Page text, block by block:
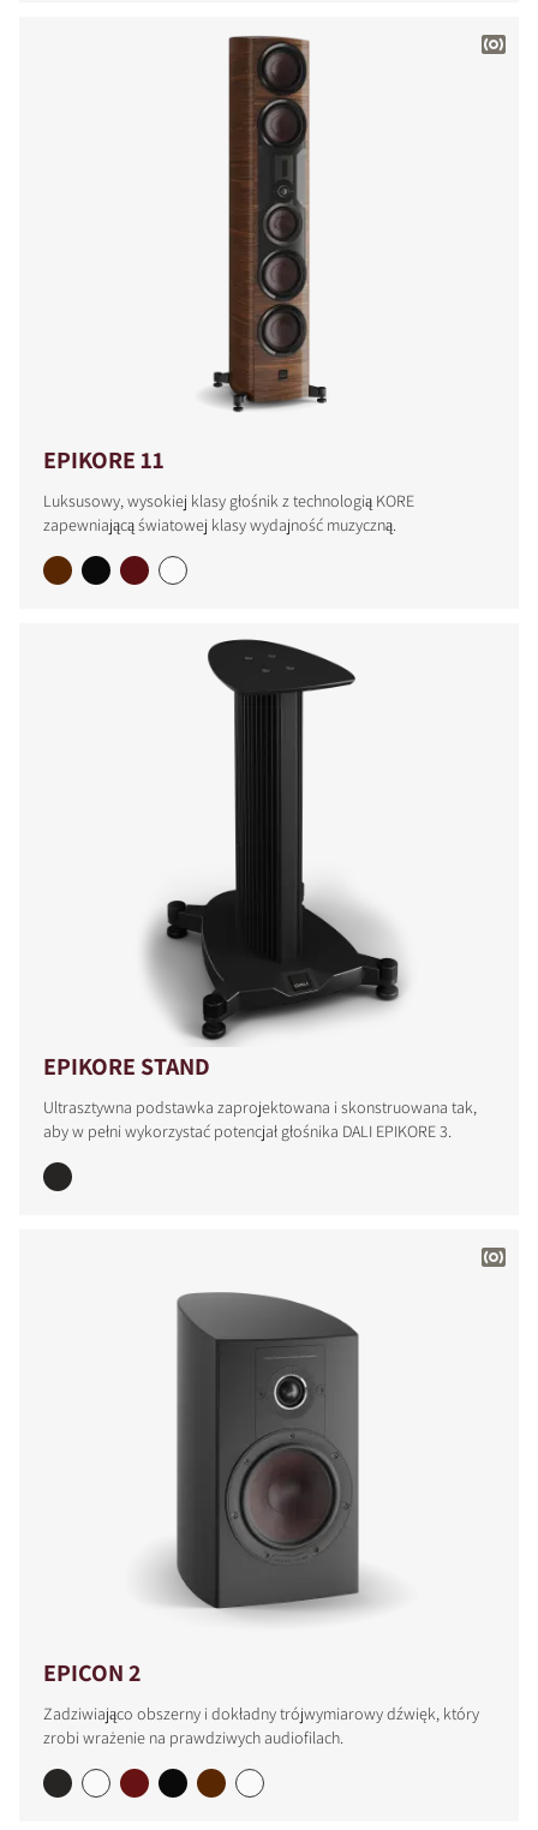
EPIKORE 11
Luksusowy, wysokiej klasy głośnik z technologią KORE
zapewniającą światowej klasy wydajność muzyczną.
EPIKORE STAND
Ultrasztywna podstawka zaprojektowana i skonstruowana tak,
aby w pełni wykorzystać potencjał głośnika DALI EPIKORE 3.
EPICON 2
Zadziwiająco obszerny i dokładny trójwymiarowy dźwięk, który
zrobi wrażenie na prawdziwych audiofilach.
PORÓWNAJ PRODUKTY